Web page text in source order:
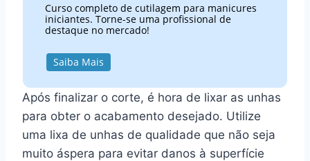
Curso completo de cutilagem para manicures
iniciantes. Torne-se uma profissional de
destaque no mercado!
Saiba Mais
Após finalizar o corte, é hora de lixar as unhas
para obter o acabamento desejado. Utilize
uma lixa de unhas de qualidade que não seja
muito áspera para evitar danos à superfície